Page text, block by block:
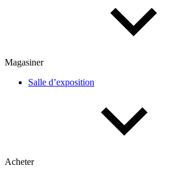
Magasiner
Salle d’exposition
Acheter